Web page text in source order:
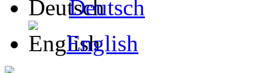
Deutsch
English